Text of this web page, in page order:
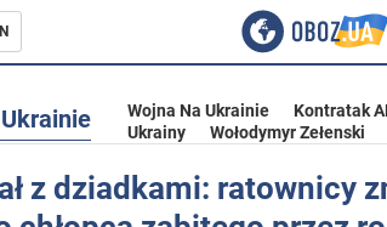
Wojna Na Ukrainie Kontratak
Ukrainy
Wołodymyr Zełenski
z dziadkami: ratownicy